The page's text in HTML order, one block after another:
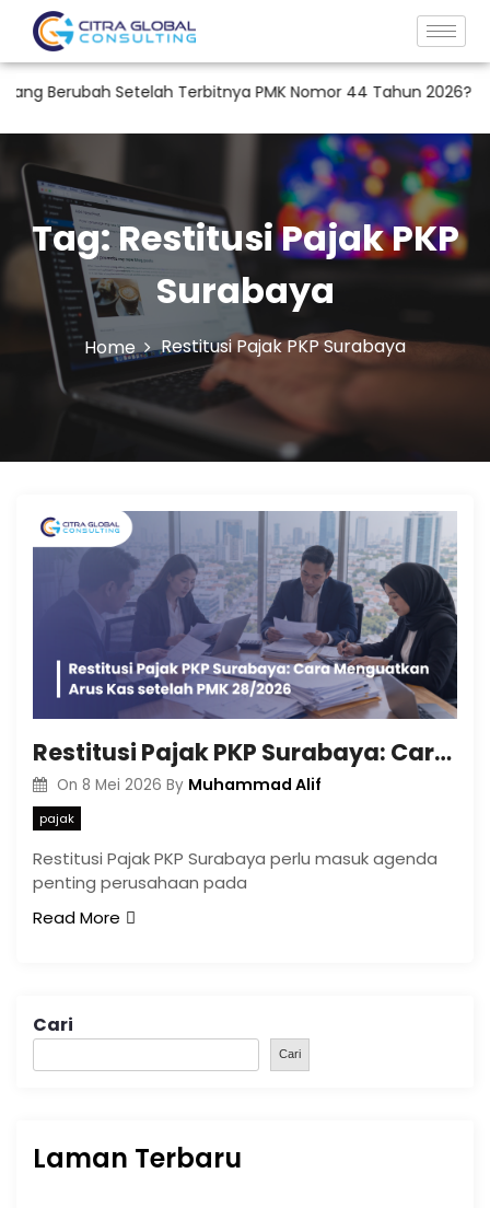
Berubah Setelah Terbitnya PMK Nomor 44 Tahun 2026?
Tag:Restitusi Pajak PKP
Surabaya
Home Restitusi Pajak PKP Surabaya
Restitusi Pajak PKP Surabaya: Cara Menguatkan Arus Kas setelah PMK 28/2026
On 8 Mei 2026 By Muhammad Alif
pajak
Restitusi Pajak PKP Surabaya perlu masuk agenda
penting perusahaan pada
Read More
Cari
Cari
Laman Terbaru